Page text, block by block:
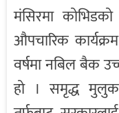
मंसिरमा
औपचारिक
वर्षमा नबिल बैक
हो । समृद्ध